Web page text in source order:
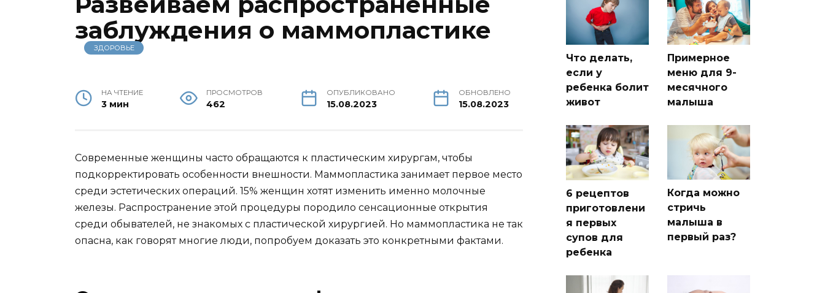
заблуждения о маммопластике
ЗДОРОВЬЕ
НА ЧТЕНИЕ
3 мин
ПРОСМОТРОВ
462
ОПУБЛИКОВАНО
15.08.2023
ОБНОВЛЕНО
15.08.2023
Современные женщины часто обращаются к пластическим хирургам, чтобы
подкорректировать особенности внешности. Маммопластика занимает первое место
среди эстетических операций. 15% женщин хотят изменить именно молочные
железы. Распространение этой процедуры породило сенсационные открытия
среди обывателей, не знакомых с пластической хирургией. Но маммопластика не так
опасна, как говорят многие люди, попробуем доказать это конкретными фактами.
Что делать,
если у
ребенка болит
живот
Примерное
меню для 9-
месячного
малыша
6 рецептов
приготовлени
я первых
супов для
ребенка
Когда можно
стричь
малыша в
первый раз?